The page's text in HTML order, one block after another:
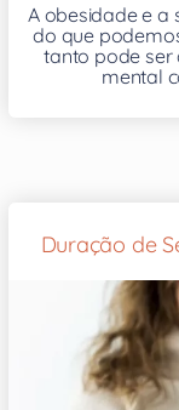
A obesidade e a
do que
tanto pode ser
mental
Duração de